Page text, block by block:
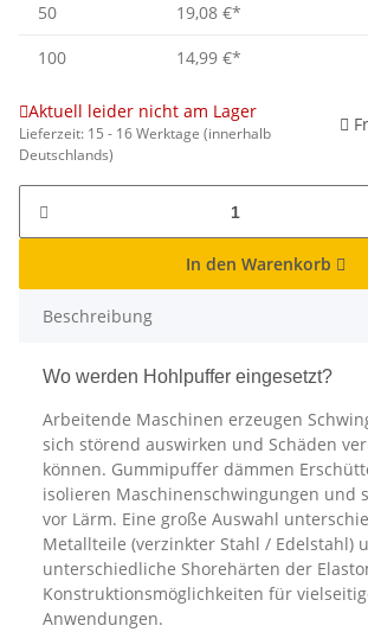
50
19,08 €*
100
14,99 €*
Aktuell leider nicht am Lager
Lieferzeit: 15 - 16 Werktage (innerhalb
Deutschlands)
In den Warenkorb
Beschreibung
Wo werden Hohlpuffer eingesetzt?
Arbeitende Maschinen erzeugen
sich störend auswirken und Schäden
können. Gummipuffer dämmen
isolieren Maschinenschwingungen und
vor Lärm. Eine große Auswahl
Metallteile (verzinkter Stahl / Edelstahl)
unterschiedliche Shorehärten der
Konstruktionsmöglichkeiten für
Anwendungen.